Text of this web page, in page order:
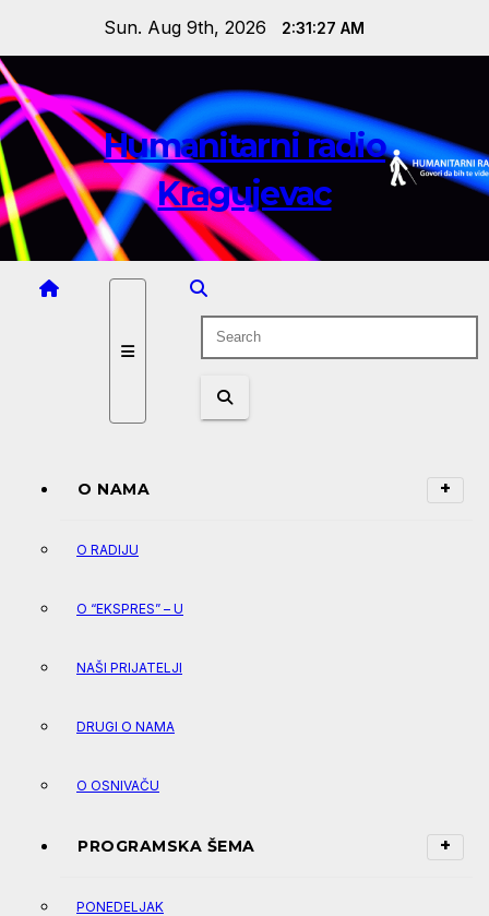
content
Sun. Aug 9th, 2026 2:31:28 AM
Humanitarni radio
Kragujevac
O NAMA
O RADIJU
O “EKSPRES” – U
NAŠI PRIJATELJI
DRUGI O NAMA
O OSNIVAČU
PROGRAMSKA ŠEMA
PONEDELJAK